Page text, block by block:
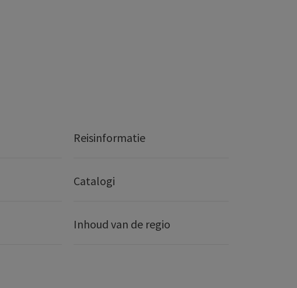
Reisinformatie
Catalogi
Inhoud van de regio